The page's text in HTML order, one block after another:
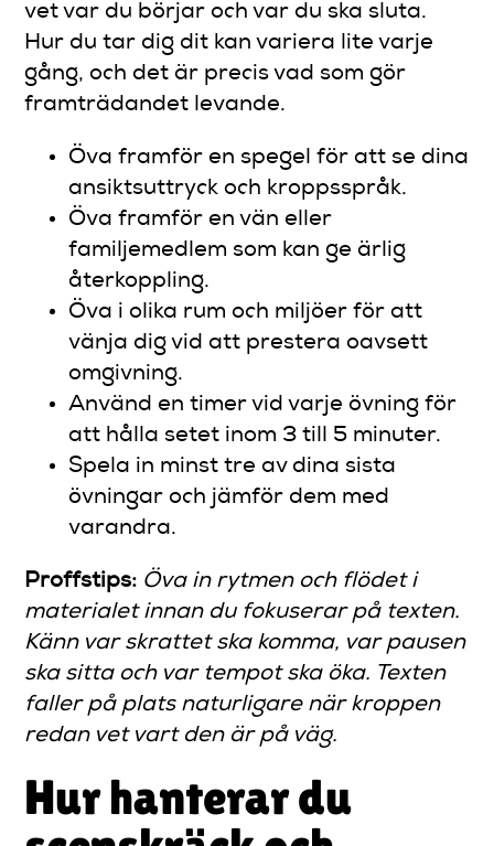
vet var du börjar och var du ska sluta.
Hur du tar dig dit kan variera lite varje
gång, och det är precis vad som gör
framträdandet levande.
Öva framför en spegel för att se dina
ansiktsuttryck och kroppsspråk.
Öva framför en vän eller
familjemedlem som kan ge ärlig
återkoppling.
Öva i olika rum och miljöer för att
vänja dig vid att prestera oavsett
omgivning.
Använd en timer vid varje övning för
att hålla setet inom 3 till 5 minuter.
Spela in minst tre av dina sista
övningar och jämför dem med
varandra.
Proffstips: Öva in rytmen och flödet i
materialet innan du fokuserar på texten.
Känn var skrattet ska komma, var pausen
ska sitta och var tempot ska öka. Texten
faller på plats naturligare när kroppen
redan vet vart den är på väg.
Hur hanterar du